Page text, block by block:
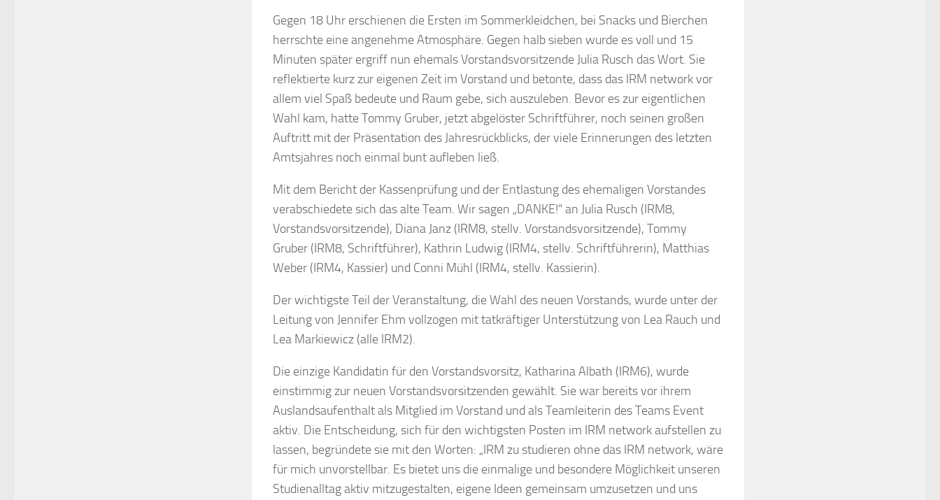
Gegen 18 Uhr erschienen die Ersten im Sommerkleidchen, bei Snacks und Bierchen
herrschte eine angenehme Atmosphäre. Gegen halb sieben wurde es voll und 15
Minuten später ergriff nun ehemals Vorstandsvorsitzende Julia Rusch das Wort. Sie
reflektierte kurz zur eigenen Zeit im Vorstand und betonte, dass das IRM network vor
allem viel Spaß bedeute und Raum gebe, sich auszuleben. Bevor es zur eigentlichen
Wahl kam, hatte Tommy Gruber, jetzt abgelöster Schriftführer, noch seinen großen
Auftritt mit der Präsentation des Jahresrückblicks, der viele Erinnerungen des letzten
Amtsjahres noch einmal bunt aufleben ließ.
Mit dem Bericht der Kassenprüfung und der Entlastung des ehemaligen Vorstandes
verabschiedete sich das alte Team. Wir sagen „DANKE!“ an Julia Rusch (IRM8,
Vorstandsvorsitzende), Diana Janz (IRM8, stellv. Vorstandsvorsitzende), Tommy
Gruber (IRM8, Schriftführer), Kathrin Ludwig (IRM4, stellv. Schriftführerin), Matthias
Weber (IRM4, Kassier) und Conni Mühl (IRM4, stellv. Kassierin).
Der wichtigste Teil der Veranstaltung, die Wahl des neuen Vorstands, wurde unter der
Leitung von Jennifer Ehm vollzogen mit tatkräftiger Unterstützung von Lea Rauch und
Lea Markiewicz (alle IRM2).
Die einzige Kandidatin für den Vorstandsvorsitz, Katharina Albath (IRM6), wurde
einstimmig zur neuen Vorstandsvorsitzenden gewählt. Sie war bereits vor ihrem
Auslandsaufenthalt als Mitglied im Vorstand und als Teamleiterin des Teams Event
aktiv. Die Entscheidung, sich für den wichtigsten Posten im IRM network aufstellen zu
lassen, begründete sie mit den Worten: „IRM zu studieren ohne das IRM network, wäre
für mich unvorstellbar. Es bietet uns die einmalige und besondere Möglichkeit unseren
Studienalltag aktiv mitzugestalten, eigene Ideen gemeinsam umzusetzen und uns